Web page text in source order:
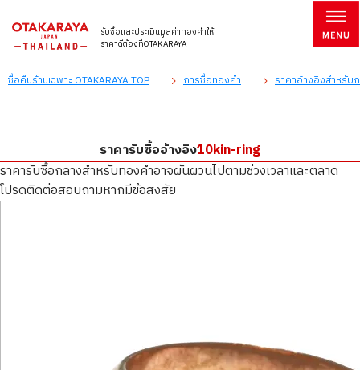
รับซื้อและประเมินมูลค่าทองคำให้
ราคาดีต้องที่OTAKARAYA
ซื้อคืนร้านเฉพาะ OTAKARAYA TOP การซื้อทองคำ ราคาอ้างอิงสำหรับ
ราคารับซื้ออ้างอิง10kin-ring
ราคารับซื้อกลางสำหรับทองคำอาจผันผวนไปตามช่วงเวลาและตลาด
โปรดติดต่อสอบถามหากมีข้อสงสัย